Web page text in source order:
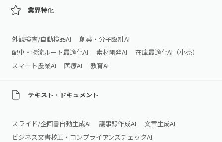
業界特化
外観検査/自動検品AI
創薬・分子設計AI
配車・物流ルート最適化AI
素材開発AI
在庫最適化AI（小売）
スマート農業AI
医療AI 教育AI
テキスト・ドキュメント
スライド/企画書自動生成AI 議事録作成AI
文章生成AI
ビジネス文書校正・コンプライアンスチェックAI